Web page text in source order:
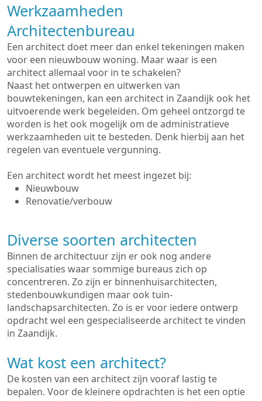
Werkzaamheden
Architectenbureau
Een architect doet meer dan enkel tekeningen maken
voor een nieuwbouw woning. Maar waar is een
architect allemaal voor in te schakelen?
Naast het ontwerpen en uitwerken van
bouwtekeningen, kan een architect in Zaandijk ook het
uitvoerende werk begeleiden. Om geheel ontzorgd te
worden is het ook mogelijk om de administratieve
werkzaamheden uit te besteden. Denk hierbij aan het
regelen van eventuele vergunning.
Een architect wordt het meest ingezet bij:
Nieuwbouw
Renovatie/verbouw
Diverse soorten architecten
Binnen de architectuur zijn er ook nog andere
specialisaties waar sommige bureaus zich op
concentreren. Zo zijn er binnenhuisarchitecten,
stedenbouwkundigen maar ook tuin-
landschapsarchitecten. Zo is er voor iedere ontwerp
opdracht wel een gespecialiseerde architect te vinden
in Zaandijk.
Wat kost een architect?
De kosten van een architect zijn vooraf lastig te
bepalen. Voor de kleinere opdrachten is het een optie